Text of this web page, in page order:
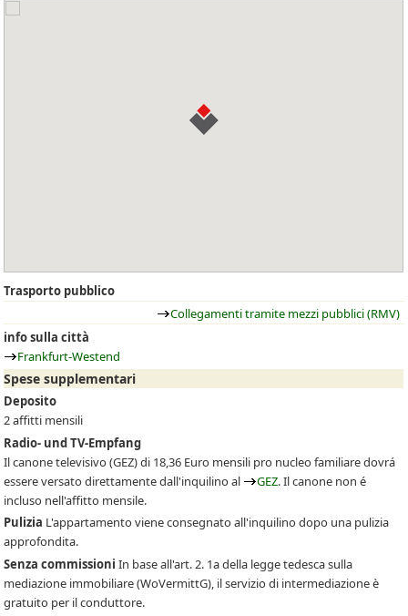
Trasporto pubblico
Collegamenti tramite mezzi pubblici (RMV)
info sulla città
Frankfurt-Westend
Spese supplementari
Deposito
2 affitti mensili
Radio- und TV-Empfang
Il canone televisivo(GEZ)di 18,36 Euro mensili pro nucleo familiare dovrá
essere versato direttamente dall'inquilino al
GEZ. Il canone non é
incluso nell'affitto mensile.
Pulizia L'appartamento viene consegnato all'inquilino dopo una pulizia
approfondita.
Senza commissioni In base all'art. 2. 1a della legge tedesca sulla
mediazione immobiliare (WoVermittG), il servizio di intermediazione è
gratuito per il conduttore.